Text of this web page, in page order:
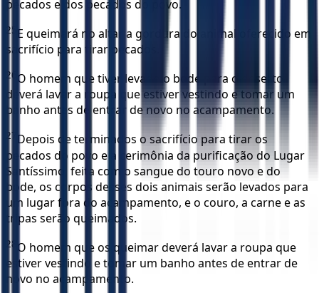
pecados e dos pecados do povo.
25 E queimará no altar a gordura do animal oferecido em
sacrifício para tirar pecados.
26 O homem que tiver levado o bode para o deserto
deverá lavar a roupa que estiver vestindo e tomar um
banho antes de entrar de novo no acampamento.
27 Depois de terminados o sacrifício para tirar os
pecados do povo e a cerimônia da purificação do Lugar
Santíssimo, feita com o sangue do touro novo e do
bode, os corpos desses dois animais serão levados para
um lugar fora do acampamento, e o couro, a carne e as
tripas serão queimados.
28 O homem que os queimar deverá lavar a roupa que
estiver vestindo e tomar um banho antes de entrar de
novo no acampamento.